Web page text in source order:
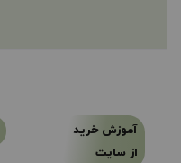
آموزش خرید
از سایت